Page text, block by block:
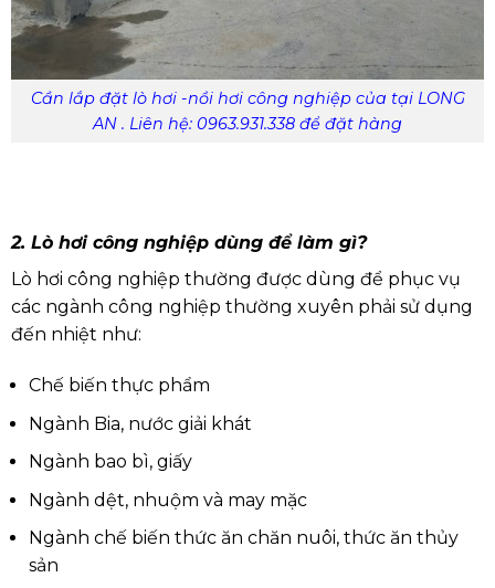
Cần lắp đặt lò hơi -nồi hơi công nghiệp của tại LONG
AN . Liên hệ: 0963.931.338 để đặt hàng
2. Lò hơi công nghiệp dùng để làm gì?
Lò hơi công nghiệp thường được dùng để phục vụ
các ngành công nghiệp thường xuyên phải sử dụng
đến nhiệt như:
Chế biến thực phẩm
Ngành Bia, nước giải khát
Ngành bao bì, giấy
Ngành dệt, nhuộm và may mặc
Ngành chế biến thức ăn chăn nuôi, thức ăn thủy
sản